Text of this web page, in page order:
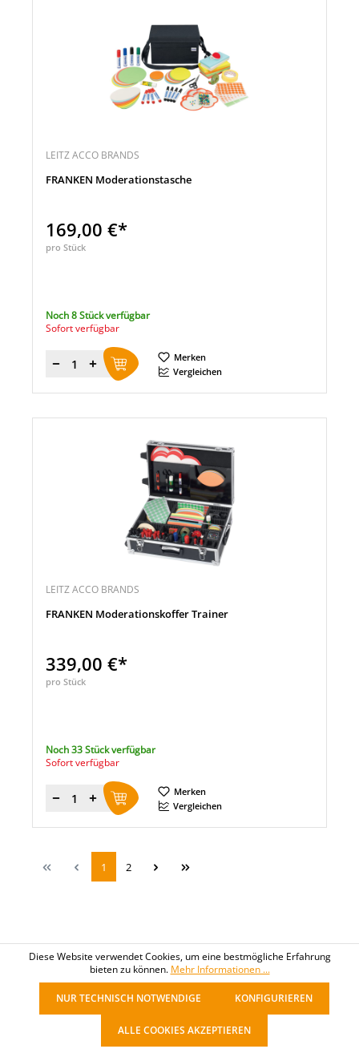
LEITZ ACCO BRANDS
FRANKEN Moderationstasche
169,00 €*
pro Stück
Noch 8 Stück verfügbar
Sofort verfügbar
Menge
Merken
Vergleichen
LEITZ ACCO BRANDS
FRANKEN Moderationskoffer Trainer
339,00 €*
pro Stück
Noch 33 Stück verfügbar
Sofort verfügbar
Menge
Merken
Vergleichen
1 2
Diese Website verwendet Cookies, um eine bestmögliche Erfahrung
bieten zu können. Mehr Informationen ...
NUR TECHNISCH NOTWENDIGE KONFIGURIEREN
ALLE COOKIES AKZEPTIEREN